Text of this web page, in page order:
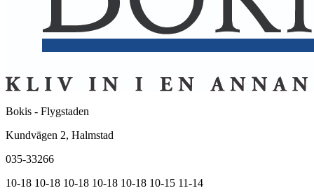
Bokis - Flygstaden
Kundvägen 2, Halmstad
035-33266
10-18 10-18 10-18 10-18 10-18 10-15 11-14